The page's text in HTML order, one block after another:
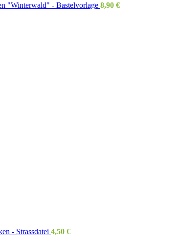
"Winterwald" - Bastelvorlage 8,90 €
- Strassdatei 4,50 €